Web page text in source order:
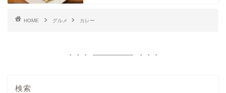
HOME グルメ カレー
検索